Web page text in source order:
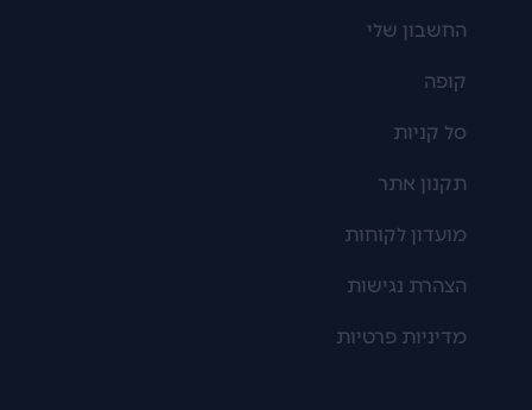
החשבון שלי
קופה
סל קניות
תקנון אתר
מועדון לקוחות
הצהרת נגישות
מדיניות פרטיות